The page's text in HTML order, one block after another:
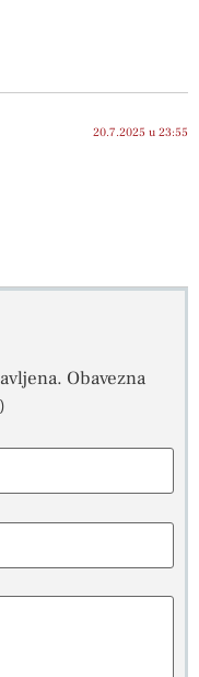
20.7.2025 u 23:55
Obavezna